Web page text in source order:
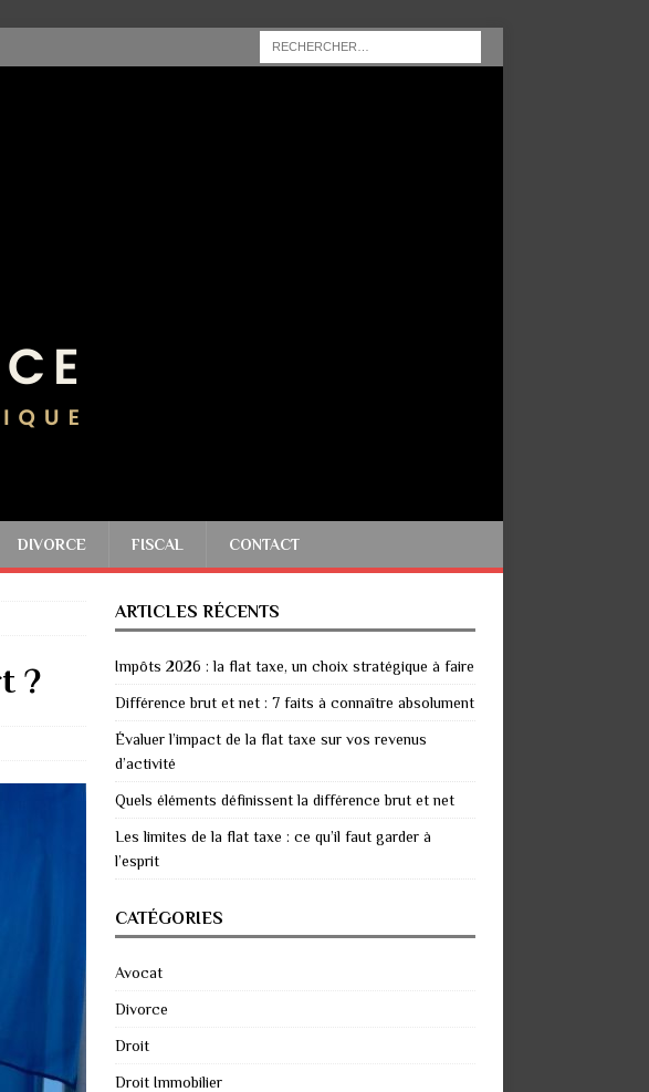
DIVORCE FISCAL CONTACT
?
ARTICLES RÉCENTS
Impôts 2026 : la flat taxe, un choix stratégique à faire
Différence brut et net : 7 faits à connaître absolument
Évaluer l’impact de la flat taxe sur vos revenus
d’activité
Quels éléments définissent la différence brut et net
Les limites de la flat taxe : ce qu’il faut garder à
l’esprit
CATÉGORIES
Avocat
Divorce
Droit
Droit Immobilier